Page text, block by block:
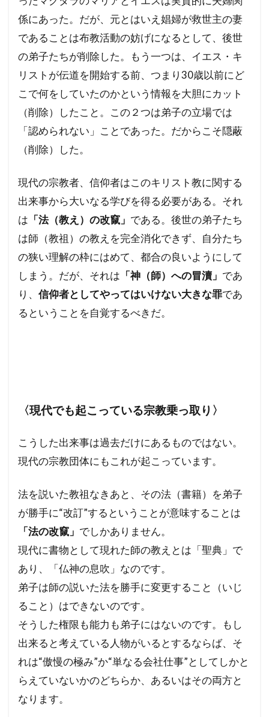
係にあった。だが、元とはいえ娼婦が救世主の妻
であることは布教活動の妨げになるとして、後世
の弟子たちが削除した。もう一つは、イエス・キ
リストが伝道を開始する前、つまり30歳以前にど
こで何をしていたのかという情報を大胆にカット
（削除）したこと。この２つは弟子の立場では
「認められない」ことであった。だからこそ隠蔽
（削除）した。
現代の宗教者、信仰者はこのキリスト教に関する
出来事から大いなる学びを得る必要がある。それ
は 「法（教え）の改竄」 である。後世の弟子たち
は師（教祖）の教えを完全消化できず、自分たち
の狭い理解の枠にはめて、都合の良いようにして
しまう。だが、それは 「神（師）への冒瀆」 であ
り、 信仰者としてやってはいけない大きな罪であ
るということを自覚するべきだ。
〈現代でも起こっている宗教乗っ取り〉
こうした出来事は過去だけにあるものではない。
現代の宗教団体にもこれが起こっています。
法を説いた教祖なきあと、その法（書籍）を弟子
が勝手に“改訂”するということが意味することは
「法の改竄」 でしかありません。
現代に書物として現れた師の教えとは「聖典」で
あり、「仏神の息吹」なのです。
弟子は師の説いた法を勝手に変更すること（いじ
ること）はできないのです。
そうした権限も能力も弟子にはないのです。もし
出来ると考えている人物がいるとするならば、そ
れは“傲慢の極み”か“単なる会社仕事”としてしかと
らえていないかのどちらか、あるいはその両方と
なります。